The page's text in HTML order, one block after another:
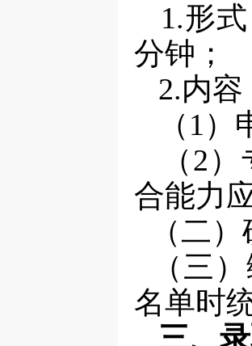
1.形
分钟；
2.内容
（ 1 ）
（2
合能力
（二
（三
名单时
三、